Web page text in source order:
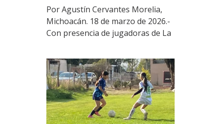
Por Agustín Cervantes Morelia,
Michoacán. 18 de marzo de 2026.-
Con presencia de jugadoras de La